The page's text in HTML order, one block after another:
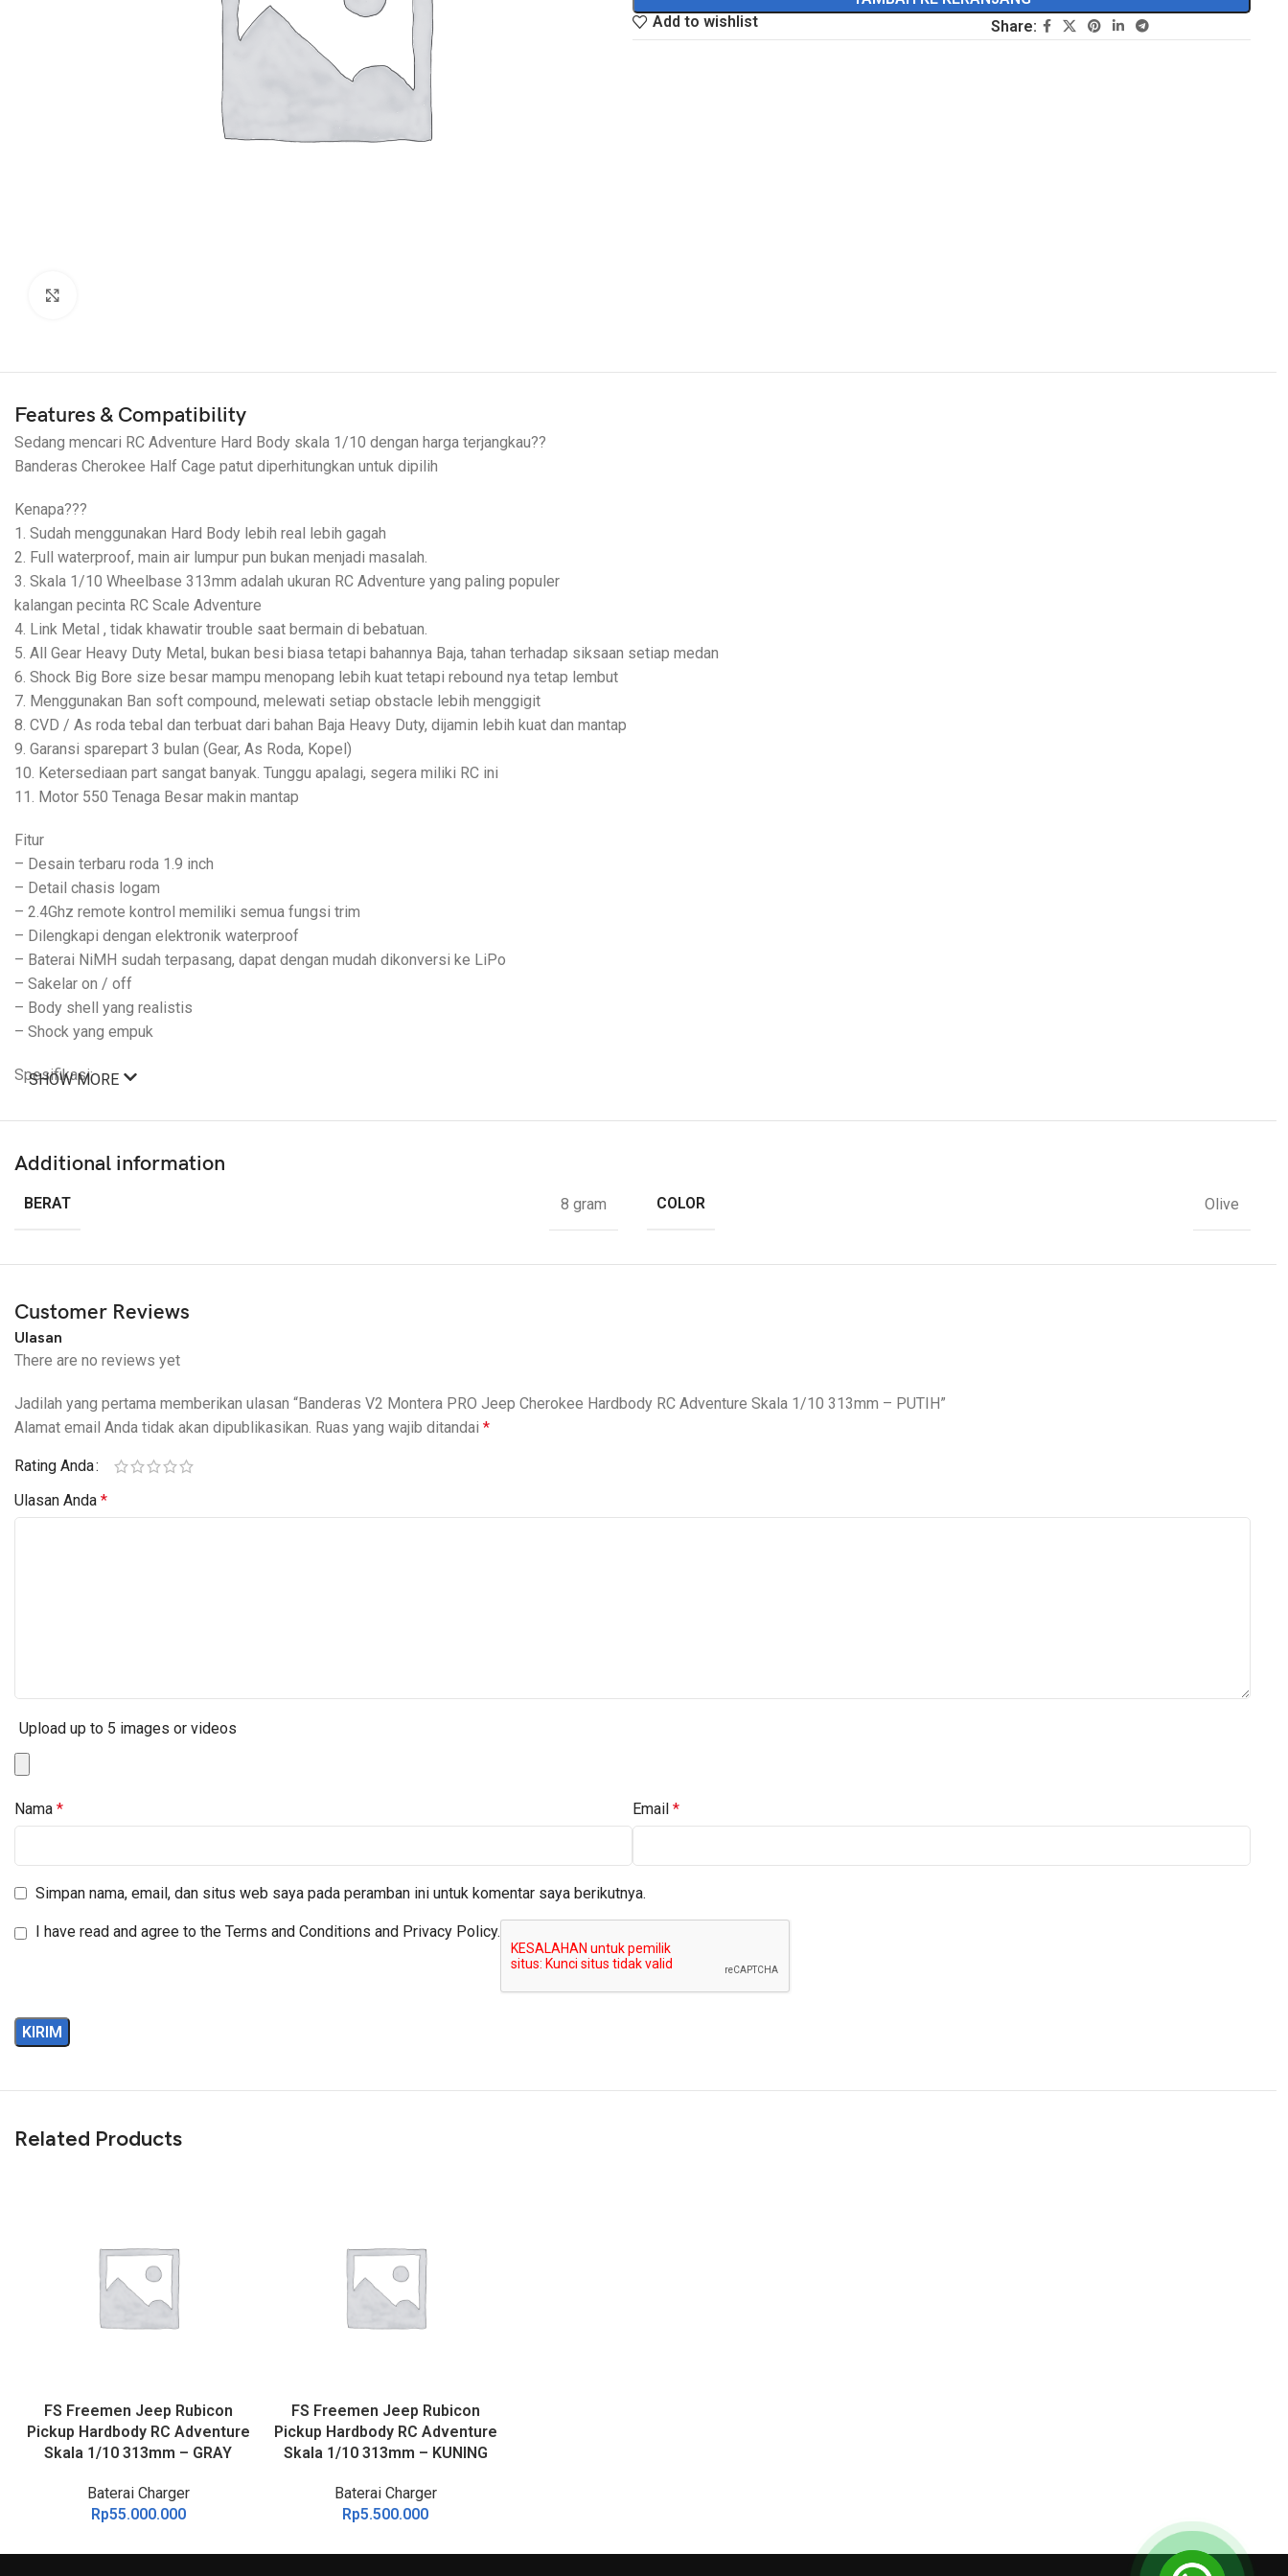
Add to wishlist
Share:
Features & Compatibility
Sedang mencari RC Adventure Hard Body skala 1/10 dengan harga terjangkau??
Banderas Cherokee Half Cage patut diperhitungkan untuk dipilih
Kenapa???
1. Sudah menggunakan Hard Body lebih real lebih gagah
2. Full waterproof, main air lumpur pun bukan menjadi masalah.
3. Skala 1/10 Wheelbase 313mm adalah ukuran RC Adventure yang paling populer
kalangan pecinta RC Scale Adventure
4. Link Metal , tidak khawatir trouble saat bermain di bebatuan.
5. All Gear Heavy Duty Metal, bukan besi biasa tetapi bahannya Baja, tahan terhadap siksaan setiap medan
6. Shock Big Bore size besar mampu menopang lebih kuat tetapi rebound nya tetap lembut
7. Menggunakan Ban soft compound, melewati setiap obstacle lebih menggigit
8. CVD / As roda tebal dan terbuat dari bahan Baja Heavy Duty, dijamin lebih kuat dan mantap
9. Garansi sparepart 3 bulan (Gear, As Roda, Kopel)
10. Ketersediaan part sangat banyak. Tunggu apalagi, segera miliki RC ini
11. Motor 550 Tenaga Besar makin mantap
Fitur
– Desain terbaru roda 1.9 inch
– Detail chasis logam
– 2.4Ghz remote kontrol memiliki semua fungsi trim
– Dilengkapi dengan elektronik waterproof
– Baterai NiMH sudah terpasang, dapat dengan mudah dikonversi ke LiPo
– Sakelar on / off
– Body shell yang realistis
– Shock yang empuk
Spesifikasi:
– Winch
– Wheelbase 313mm
– Diameter ban 120mm
– Motor Brushed 550 (High Power)
– Durasi bermain: 20 menit
– Jarak kontrol:> 100 m
– Baterai : 7.2v 1800mAh
Paket termasuk:
1x Remot 2.4 GHz
1x Charger
1x Bagian Manual
SHOW MORE
Additional information
BERAT 8 gram COLOR Olive
Customer Reviews
Ulasan
There are no reviews yet
Jadilah yang pertama memberikan ulasan “Banderas V2 Montera PRO Jeep Cherokee Hardbody RC Adventure Skala 1/10 313mm – PUTIH”
Alamat email Anda tidak akan dipublikasikan. Ruas yang wajib ditandai *
Rating Anda
Ulasan Anda *
Upload up to 5 images or videos
Nama * Email *
Simpan nama, email, dan situs web saya pada peramban ini untuk komentar saya berikutnya.
I have read and agree to the Terms and Conditions and Privacy Policy.
Related Products
TAMBAH KE KERANJANG
FS Freemen Jeep Rubicon
Pickup Hardbody RC Adventure
Skala 1/10 313mm – GRAY
Baterai Charger
Rp55.000.000
TAMBAH KE KERANJANG
FS Freemen Jeep Rubicon
Pickup Hardbody RC Adventure
Skala 1/10 313mm – KUNING
Baterai Charger
Rp5.500.000